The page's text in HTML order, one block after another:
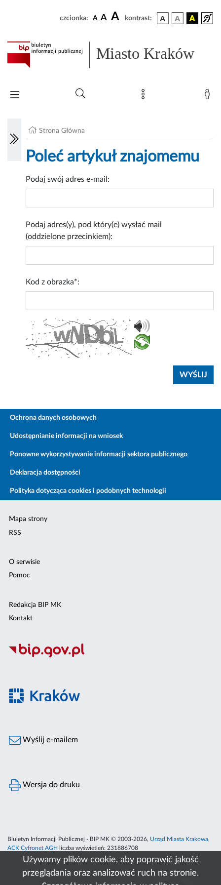
Używamy plików cookie, aby poprawić jakość
przeglądania oraz analizować ruch na stronie.
czcionka: A A A kontrast:
Miasto Kraków
Strona Główna
Poleć artykuł znajomemu
Podaj swój adres e-mail:
Podaj adres(y), pod który(e) wysłać mail
(oddzielone przecinkiem):
Kod z obrazka*:
Ochrona danych osobowych
Udostępnianie informacji na wniosek
Ponowne wykorzystywanie informacji sektora publicznego
Deklaracja dostępności
Polityka dotycząca cookies i podobnych technologii
Mapa strony
RSS
O serwisie
Pomoc
Redakcja BIP MK
Kontakt
Wyślij e-mailem
Wersja do druku
Biuletyn Informacji Publicznej - BIP MK © 2003-2026, Urząd Miasta Krakowa,
ACK Cyfronet AGH
liczba wyświetleń: 231886708